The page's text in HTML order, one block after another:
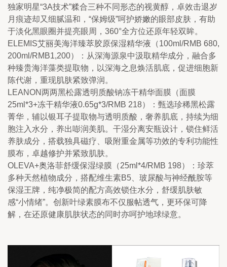
独家明星“3A技术”糅合三种不同形态的视黄醇，卓效击退岁
月痕迹却又细腻温和，“保姆级”呵护娇嫩的眼部皮肤，有助
于淡化黑眼圈并提亮眼周，360°全方位还原年轻双眸。
ELEMIS艾丽美海洋臻萃胶原保湿精华液（100ml/RMB 680,
200ml/RMB1,200）：从深海源泉中汲取精华成分，融合多
种臻贵海洋藻类提取物，以深海之息焕活肌底，促进细胞新
陈代谢，重现肌肤紧致弹润。
LEANON两两黑松露透明质酸钠冻干精华面膜（面膜
25ml*3+冻干精华液0.65g*3/RMB 218）：甄选珍稀黑松露
菁华，辅以银耳子提取物与透明质酸，奢养肌底，持续为细
胞注入水分，养出嘭润美肌。干湿分离安瓶设计，锁住鲜活
养肤成分，搭载独具磁疗、吸附重金属等功效的专利功能性
膜布，卓越修护并紧致肌肤。
OLEVA+奥洛菲舒缓保湿绿膜（25ml*4/RMB 198）：珍萃
多种天然植物成分，搭配维生素B5、玻尿酸与神经酰胺等
保湿王牌，纯净极简的配方高效锁住水分，舒缓肌肤敏
感“小情绪”。创新叶绿素膜布不仅服帖透气，更环保可降
解，在还原健康肌肤状态的同时亦呵护地球绿意。